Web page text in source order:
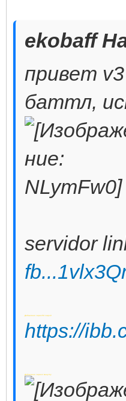
ekobaff
привет
баттл,
servidor
Добавлено через 50 секунд
https://
Добавлено через 1 минуту